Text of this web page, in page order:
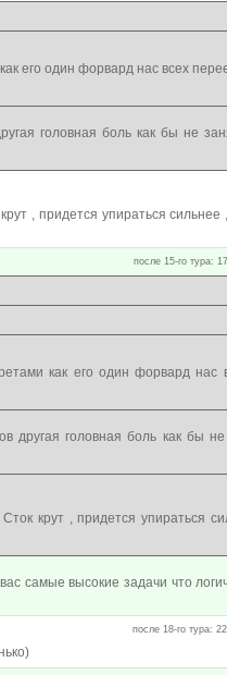
его один форвард нас всех
головная боль как бы не
, придется упираться сильнее
после 15-го тура:
как его один форвард нас
другая головная боль как бы не
крут , придется упираться
самые высокие задачи что
после 18-го тура: